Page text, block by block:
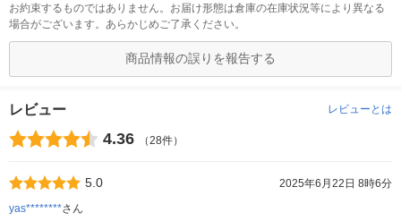
お約束するものではありません。お届け形態は倉庫の在庫状況等により異なる
場合がございます。あらかじめご了承ください。
商品情報の誤りを報告する
レビュー レビューとは
4.36 （28件）
5.0
2025年6月22日 8時6分
yas********さん